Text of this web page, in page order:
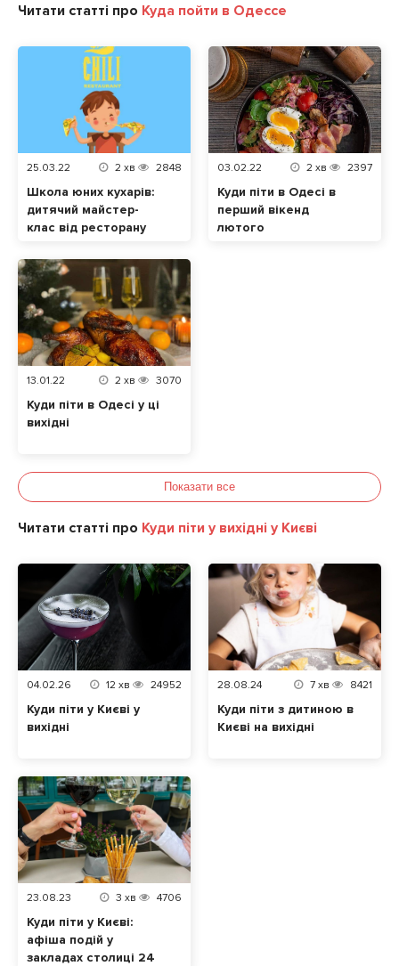
Читати статті про Куда пойти в Одессе
25.03.22 2 хв 2848
Школа юних кухарів:
дитячий майстер-
клас від ресторану
03.02.22 2 хв 2397
Куди піти в Одесі в
перший вікенд
лютого
13.01.22 2 хв 3070
Куди піти в Одесі у ці
вихідні
Показати все
Читати статті про Куди піти у вихідні у Києві
04.02.26 12 хв 24952
Куди піти у Києві у
вихідні
28.08.24 7 хв 8421
Куди піти з дитиною в
Києві на вихідні
23.08.23 3 хв 4706
Куди піти у Києві:
афіша подій у
закладах столиці 24